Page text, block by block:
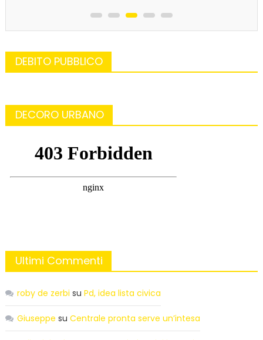
DEBITO PUBBLICO
DECORO URBANO
Ultimi Commenti
roby de zerbi su Pd, idea lista civica
Giuseppe su Centrale pronta serve un’intesa